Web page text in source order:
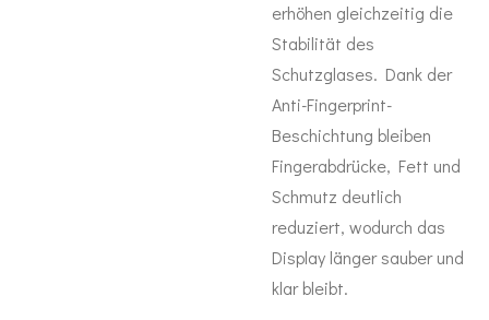
erhöhen gleichzeitig die
Stabilität des
Schutzglases. Dank der
Anti-Fingerprint-
Beschichtung bleiben
Fingerabdrücke, Fett und
Schmutz deutlich
reduziert, wodurch das
Display länger sauber und
klar bleibt.